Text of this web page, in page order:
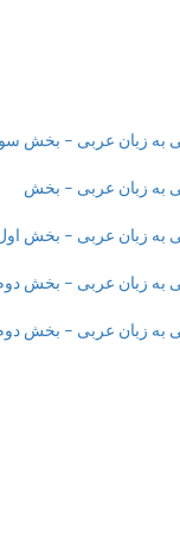
به زبان عربی – بخش سوم
به زبان عربی – بخش
زبان عربی – بخش اول –
زبان عربی – بخش دوم
زبان عربی – بخش دوم